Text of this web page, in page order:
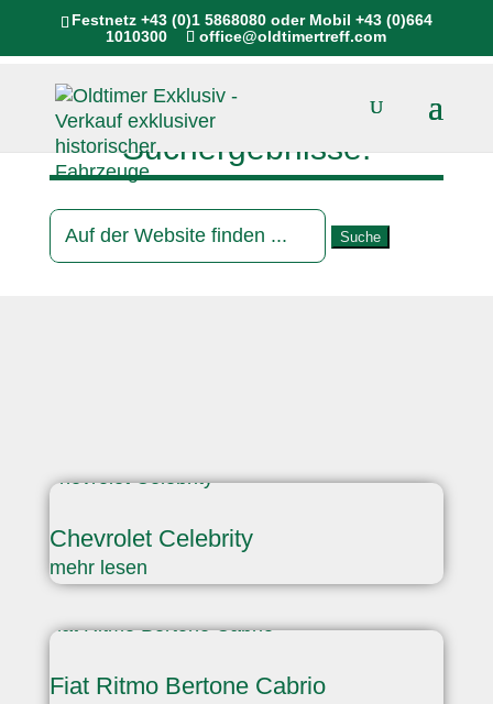
Festnetz +43 (0)1 5868080oder Mobil +43 (0)664
1010300
office@oldtimertreff.com
Suchergebnisse:
Suchen
nach:
Chevrolet Celebrity
mehr lesen
Fiat Ritmo Bertone Cabrio